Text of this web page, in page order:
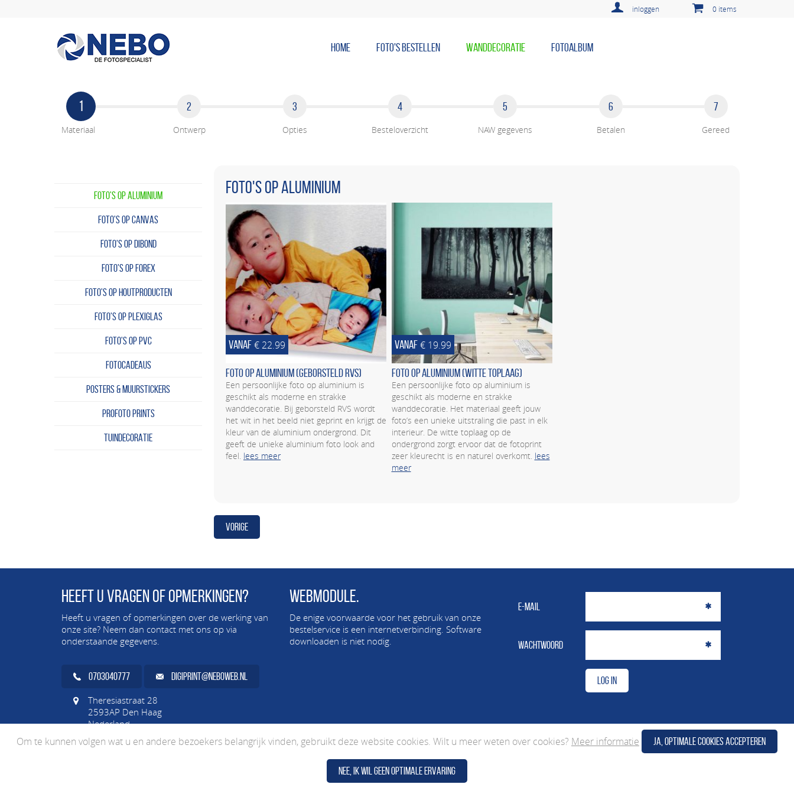
Om te kunnen volgen wat u en andere bezoekers belangrijk vinden, gebruikt deze website cookies. Wilt u meer weten over cookies? Meer informatie
inloggen 0 items
HOME FOTO'S BESTELLEN WANDDECORATIE FOTOALBUM
Materiaal
1
Ontwerp
2
Opties
3
Besteloverzicht
4
NAW gegevens
5
Betalen
6
Gereed
7
FOTO'S OP ALUMINIUM
FOTO'S OP CANVAS
FOTO'S OP DIBOND
FOTO'S OP FOREX
FOTO'S OP HOUTPRODUCTEN
FOTO'S OP PLEXIGLAS
FOTO'S OP PVC
FOTOCADEAUS
POSTERS & MUURSTICKERS
PROFOTO PRINTS
TUINDECORATIE
Foto's op aluminium
VANAF€ 22.99
Foto op aluminium (geborsteld RVS)
Een persoonlijke foto op aluminium is
geschikt als moderne en strakke
wanddecoratie. Bij geborsteld RVS wordt
het wit in het beeld niet geprint en krijgt de
kleur van de aluminium ondergrond. Dit
geeft de unieke aluminium foto look and
feel. lees meer
VANAF€ 19.99
Foto op aluminium (witte toplaag)
Een persoonlijke foto op aluminium is
geschikt als moderne en strakke
wanddecoratie. Het materiaal geeft jouw
foto’s een unieke uitstraling die past in elk
interieur. De witte toplaag op de
ondergrond zorgt ervoor dat de fotoprint
zeer kleurecht is en naturel overkomt. lees
meer
VORIGE
Heeft u vragen of opmerkingen?
Heeft u vragen of opmerkingen over de werking van
onze site? Neem dan contact met ons op via
onderstaande gegevens.
0703040777
DIGIPRINT@NEBOWEB.NL
Theresiastraat 28
2593AP Den Haag
Nederland
LEVERINGSVOORWAARDEN
Webmodule.
De enige voorwaarde voor het gebruik van onze
bestelservice is een internetverbinding. Software
downloaden is niet nodig.
E-mail
Wachtwoord